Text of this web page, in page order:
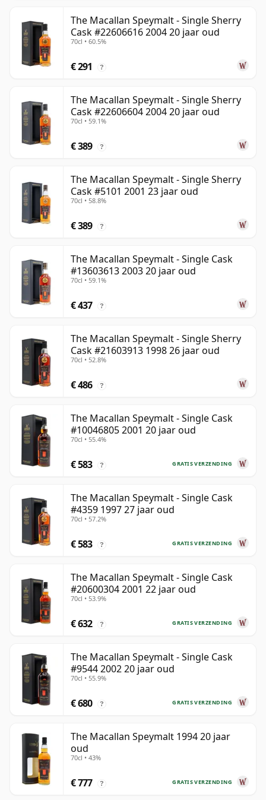
The Macallan Speymalt - Single Sherry
Cask #22606616 2004 20 jaar oud
70cl • 60.5%
€ 291 ?
The Macallan Speymalt - Single Sherry
Cask #22606604 2004 20 jaar oud
70cl • 59.1%
€ 389 ?
The Macallan Speymalt - Single Sherry
Cask #5101 2001 23 jaar oud
70cl • 58.8%
€ 389 ?
The Macallan Speymalt - Single Cask
#13603613 2003 20 jaar oud
70cl • 59.1%
€ 437 ?
The Macallan Speymalt - Single Sherry
Cask #21603913 1998 26 jaar oud
70cl • 52.8%
€ 486 ?
The Macallan Speymalt - Single Cask
#10046805 2001 20 jaar oud
70cl • 55.4%
GRATIS VERZENDING
€ 583 ?
The Macallan Speymalt - Single Cask
#4359 1997 27 jaar oud
70cl • 57.2%
GRATIS VERZENDING
€ 583 ?
The Macallan Speymalt - Single Cask
#20600304 2001 22 jaar oud
70cl • 53.9%
GRATIS VERZENDING
€ 632 ?
The Macallan Speymalt - Single Cask
#9544 2002 20 jaar oud
70cl • 55.9%
GRATIS VERZENDING
€ 680 ?
The Macallan Speymalt 1994 20 jaar
oud
70cl • 43%
GRATIS VERZENDING
€ 777 ?